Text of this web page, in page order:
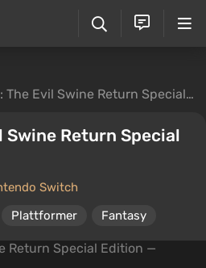
Evil Swine Return Special Edition
Swine Return Special
Switch
Plattformer Fantasy